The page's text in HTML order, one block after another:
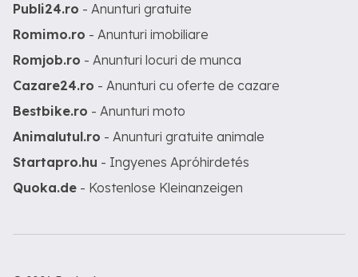
Publi24.ro - Anunturi gratuite
Romimo.ro - Anunturi imobiliare
Romjob.ro - Anunturi locuri de munca
Cazare24.ro - Anunturi cu oferte de cazare
Bestbike.ro - Anunturi moto
Animalutul.ro - Anunturi gratuite animale
Startapro.hu - Ingyenes Apróhirdetés
Quoka.de - Kostenlose Kleinanzeigen